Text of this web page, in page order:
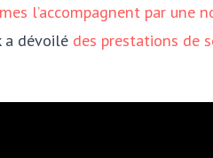
l’accompagnent par une
a dévoilé des prestations de